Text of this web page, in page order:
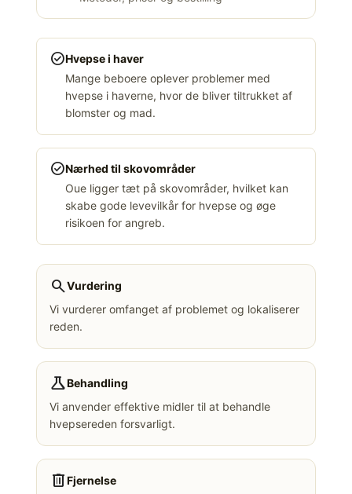
check_circleHvepse i haver
Mange beboere oplever problemer med
hvepse i haverne, hvor de bliver tiltrukket af
blomster og mad.
check_circleNærhed til skovområder
Oue ligger tæt på skovområder, hvilket kan
skabe gode levevilkår for hvepse og øge
risikoen for angreb.
searchVurdering
Vi vurderer omfanget af problemet og lokaliserer
reden.
scienceBehandling
Vi anvender effektive midler til at behandle
hvepsereden forsvarligt.
deleteFjernelse